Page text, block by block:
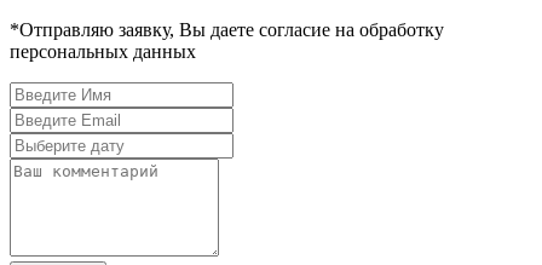
*Отправляю заявку, Вы даете согласие на обработку
персональных данных